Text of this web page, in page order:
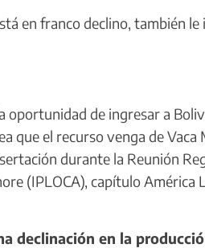
en franco declino, también
de ingresar a
que el recurso venga de
durante la Reunión
(IPLOCA), capítulo América
declinación en la